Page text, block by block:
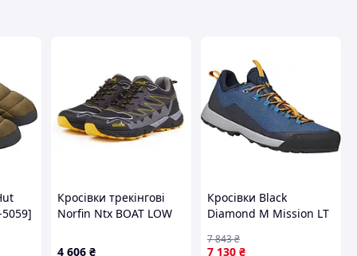
Кросівки трекінгові
Norfin Ntx BOAT LOW
найкраща ціна зі
4 606 ₴
Кросівки Black
Diamond M Mission LT
Eclipse Blue/Amber [n-
7 130 ₴
7 843₴